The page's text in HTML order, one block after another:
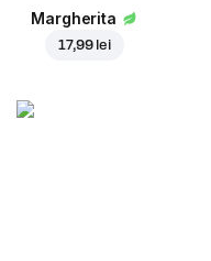
Margherita
17,99 lei